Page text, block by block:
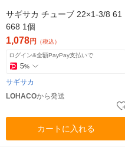
サギサカ チューブ 22×1-3/8 61
668 1個
1,078円 （税込）
ログイン&全額PayPay支払いで
5%
サギサカ
LOHACOから発送
カートに入れる